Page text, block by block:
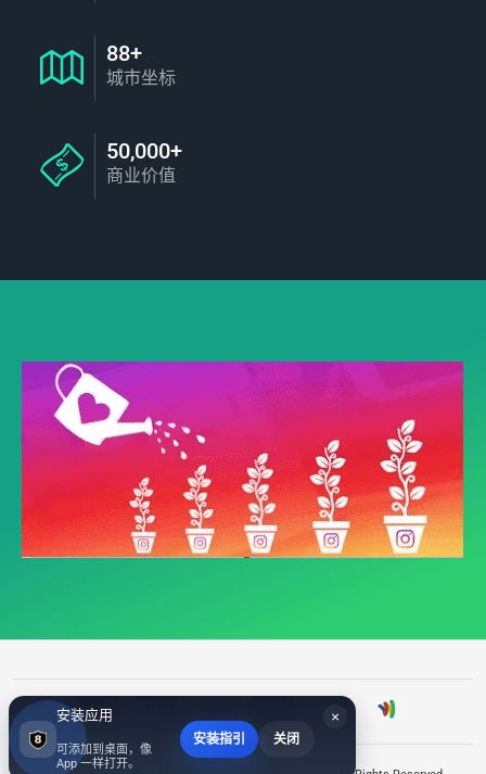
88+
城市坐标
50,000+
商业价值
×
安装应用
可添加到桌面，像
App 一样打开。
安装指引 关闭